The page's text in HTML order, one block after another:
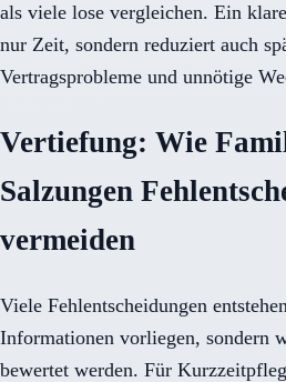
als viele lose vergleichen. Ein
nur Zeit, sondern reduziert auch
Vertragsprobleme und unnötige
Vertiefung: Wie
Salzungen
vermeiden
Viele Fehlentscheidungen
Informationen vorliegen, sondern
bewertet werden. Für